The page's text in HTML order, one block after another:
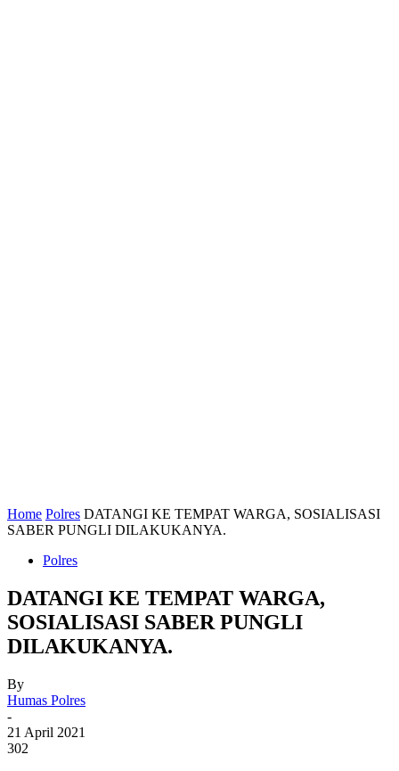
Home Polres DATANGI KE TEMPAT WARGA, SOSIALISASI
SABER PUNGLI DILAKUKANYA.
Polres
DATANGI KE TEMPAT WARGA,
SOSIALISASI SABER PUNGLI
DILAKUKANYA.
By
Humas Polres
-
21 April 2021
302